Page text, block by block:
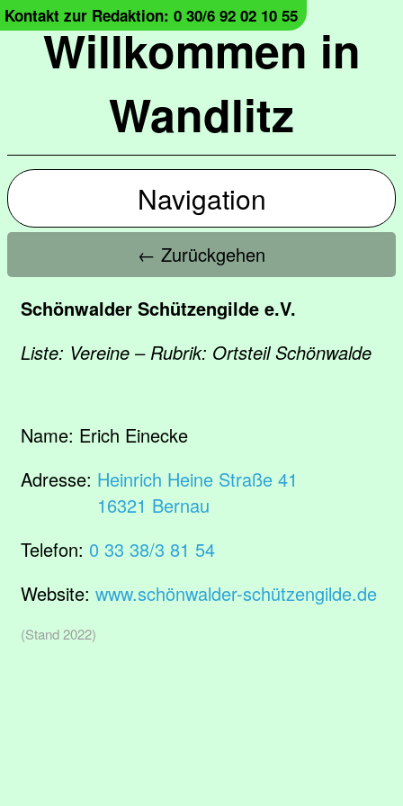
Willkommen in
Wandlitz
Kontakt zur Redaktion: 0 30/6 92 02 10 55
Navigation
← Zurückgehen
Schönwalder Schützengilde e.V.
Liste: Vereine – Rubrik: Ortsteil Schönwalde
Name: Erich Einecke
Adresse: Heinrich Heine Straße 41
16321 Bernau
Telefon: 0 33 38/3 81 54
Website: www.schönwalder-schützengilde.de
(Stand 2022)